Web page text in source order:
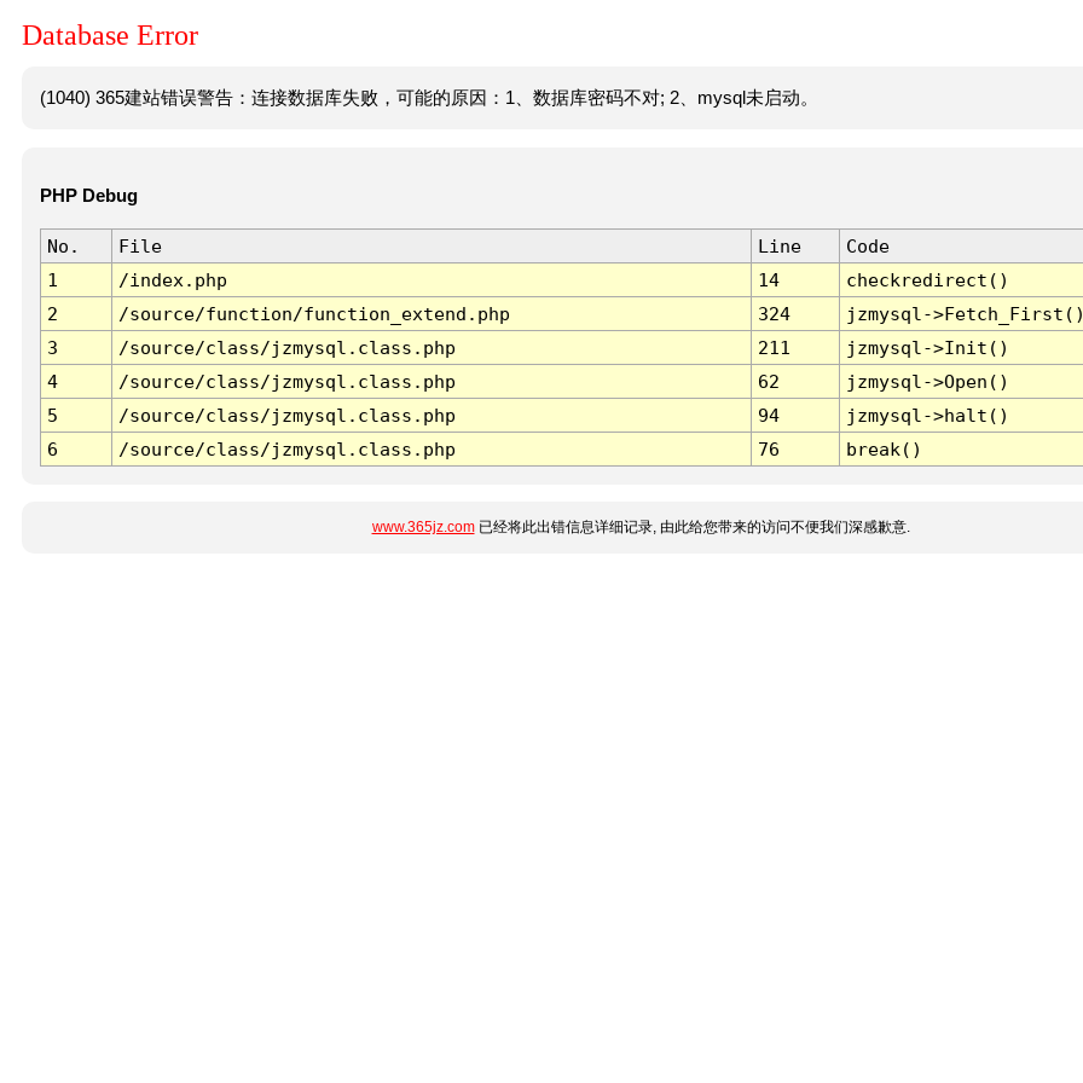
Database Error
(1040) 365建站错误警告：连接数据库失败，可能的原因：1、数据库密码不对; 2、mysql未启动。
PHP Debug
No. File Line
Code
1
/index.php 14
checkredirect()
2
/source/function/function_extend.php 324
jzmysql-
3
/source/class/jzmysql.class.php 211
jzmysql->Init()
4
/source/class/jzmysql.class.php 62
jzmysql->Open()
5
/source/class/jzmysql.class.php 94
jzmysql->halt()
6
/source/class/jzmysql.class.php 76 break()
www.365jz.com已经将此出错信息详细记录, 由此给您带来的访问不便我们深感歉意.